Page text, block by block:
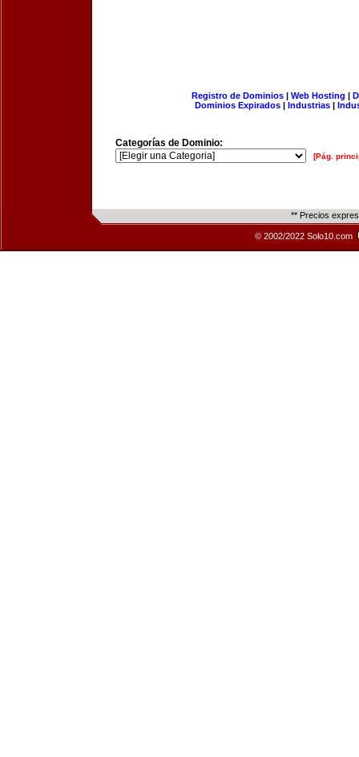
Registro de Dominios| Web Hosting |
Dominios Expirados | Industrias |
Categorías de Dominio:
[Pág.
** Precios
© 2002/2022 Solo10.com